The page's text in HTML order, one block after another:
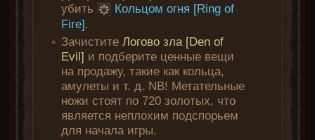
убить
Кольцом огня [Ring of
Fire].
ЗачиститеЛогово зла [Den of
Evil] и подберите ценные вещи
на продажу, такие как кольца,
амулеты и т. д. NB! Метательные
ножи стоят по 720 золотых, что
является неплохим подспорьем
для начала игры.